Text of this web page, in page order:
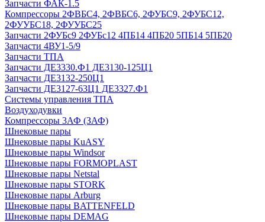
Запчасти ФАК-1.5
Компрессоры 2ФВБС4, 2ФВБС6, 2ФУБС9, 2ФУБС12,
2ФУУБС18, 2ФУУБС25
Запчасти 2ФУБс9 2ФУБс12 4ПБ14 4ПБ20 5ПБ14 5ПБ20
Запчасти 4ВУ1-5/9
Запчасти ТПА
Запчасти ДЕ3330.Ф1 ДЕ3130-125Ц1
Запчасти ДЕ3132-250Ц1
Запчасти ДЕ3127-63Ц1 ДЕ3327.Ф1
Системы управления ТПА
Воздуходувки
Компрессоры 3АФ (ЗАФ)
Шнековые пары
Шнековые пары KuASY
Шнековые пары Windsor
Шнековые пары FORMOPLAST
Шнековые пары Netstal
Шнековые пары STORK
Шнековые пары Arburg
Шнековые пары BATTENFELD
Шнековые пары DEMAG